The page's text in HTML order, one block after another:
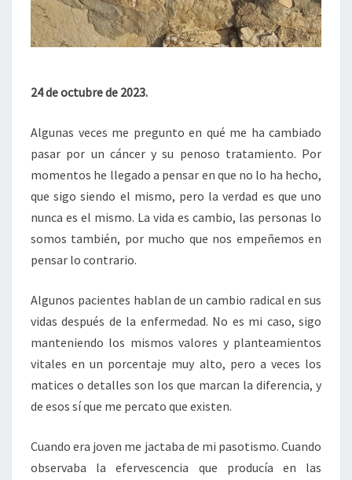
24 de octubre de 2023.
Algunas veces me pregunto en qué me ha cambiado
pasar por un cáncer y su penoso tratamiento. Por
momentos he llegado a pensar en que no lo ha hecho,
que sigo siendo el mismo, pero la verdad es que uno
nunca es el mismo. La vida es cambio, las personas lo
somos también, por mucho que nos empeñemos en
pensar lo contrario.
Algunos pacientes hablan de un cambio radical en sus
vidas después de la enfermedad. No es mi caso, sigo
manteniendo los mismos valores y planteamientos
vitales en un porcentaje muy alto, pero a veces los
matices o detalles son los que marcan la diferencia, y
de esos sí que me percato que existen.
Cuando era joven me jactaba de mi pasotismo. Cuando
observaba la efervescencia que producía en las